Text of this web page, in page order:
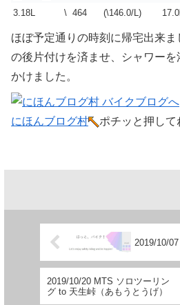
3.18L
\ 464 (\146.0/L)
ほぼ予定通りの時刻に帰宅出来
の後片付けを済ませ、シャワー
かけました。
にほんブログ村 ポチッと押して
2019/10/
2019/10/20 MTS ソロツーリン
グ to 天生峠（あもうとうげ）